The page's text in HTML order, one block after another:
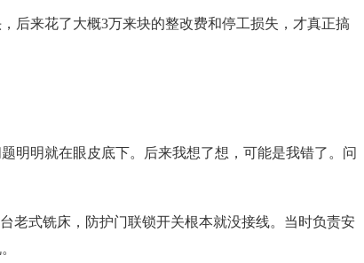
后来花了大概3万来块的整改费和停工损失，才真正搞
明明就在眼皮底下。后来我想了想，可能是我错了。问
老式铣床，防护门联锁开关根本就没接线。当时负责安